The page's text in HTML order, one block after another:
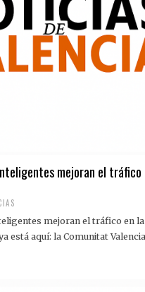
mejoran el tráfico
mejoran el tráfico en la
está aquí: la Comunitat